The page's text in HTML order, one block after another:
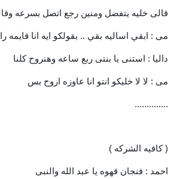
قالى خليه يتفضل ومنين رجع اتصل بسرعه
مى : ابقي اساليه بقي .. بقولكو ايه انا قايمه
داليا : استنى يا بنتى ربع ساعه وهنروح كلنا
مى : لا لا خليكو انتو انا عاوزه اروح بس
..............
( كافيه الشركه )
احمد : فنجان قهوه يا عبد الله والنبى